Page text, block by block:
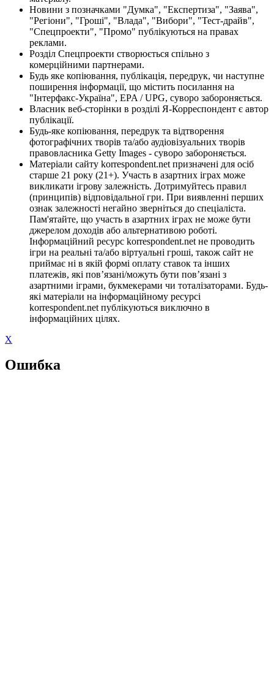
Новини з позначками "Думка", "Експертиза", "Заява",
"Регіони", "Гроші", "Влада", "Вибори", "Тест-драйв",
"Спецпроекти", "Промо" публікуються на правах
реклами.
Розділ Спецпроекти створюється спільно з
комерційними партнерами.
Будь яке копіювання, публікація, передрук, чи наступне
поширення інформації, що містить посилання на
"Інтерфакс-Україна", EPA / UPG, суворо забороняється.
Власник веб-сторінки в розділі Я-Корреспондент є автор
публікації.
Будь-яке копіювання, передрук та відтворення
фотографічних творів та/або аудіовізуальних творів
правовласника Getty Images - суворо забороняється.
Матеріали сайту korrespondent.net призначені для осіб
старше 21 року (21+). Участь в азартних іграх може
викликати ігрову залежність. Дотримуйтесь правил
(принципів) відповідальної гри. При виявленні перших
ознак залежності негайно зверніться до спеціаліста.
Пам'ятайте, що участь в азартних іграх не може бути
джерелом доходів або альтернативою роботі.
Інформаційний ресурс korrespondent.net не проводить
ігри на реальні та/або віртуальні гроші, також сайт не
приймає ні в якій формі оплату ставок та інших
платежів, які пов’язані/можуть бути пов’язані з
азартними іграми, букмекерами чи тоталізаторами. Будь-
які матеріали на інформаційному ресурсі
korrespondent.net публікуються виключно в
інформаційних цілях.
X
Ошибка